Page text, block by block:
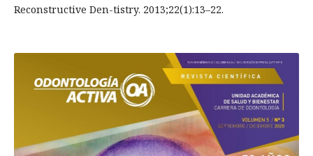
Reconstructive Den-tistry. 2013;22(1):13–22.